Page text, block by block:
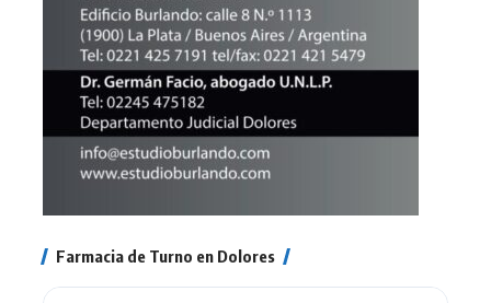
Farmacia de Turno en Dolores